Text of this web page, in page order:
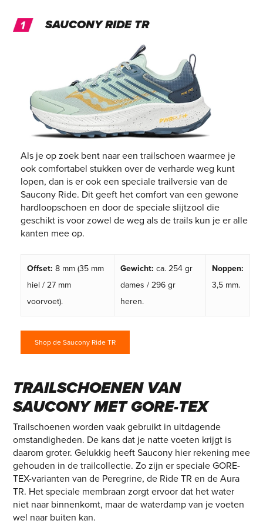
SAUCONY RIDE TR
Als je op zoek bent naar een trailschoen waarmee je
ook comfortabel stukken over de verharde weg kunt
lopen, dan is er ook een speciale trailversie van de
Saucony Ride. Dit geeft het comfort van een gewone
hardloopschoen en door de speciale slijtzool die
geschikt is voor zowel de weg als de trails kun je er alle
kanten mee op.
Offset: 8 mm (35 mm
hiel / 27 mm
voorvoet).
Gewicht: ca. 254 gr
dames / 296 gr
heren.
Noppen:
3,5 mm.
Shop de Saucony Ride TR
TRAILSCHOENEN VAN
SAUCONY MET GORE-TEX
Trailschoenen worden vaak gebruikt in uitdagende
omstandigheden. De kans dat je natte voeten krijgt is
daarom groter. Gelukkig heeft Saucony hier rekening mee
gehouden in de trailcollectie. Zo zijn er speciale GORE-
TEX-varianten van de Peregrine, de Ride TR en de Aura
TR. Het speciale membraan zorgt ervoor dat het water
niet naar binnenkomt, maar de waterdamp van je voeten
wel naar buiten kan.